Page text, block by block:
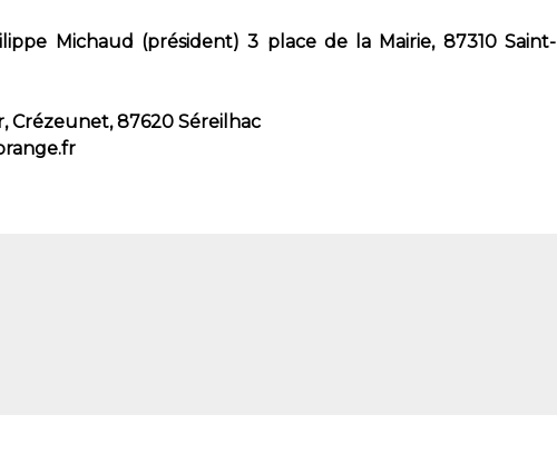
Michaud (président) 3 place de la Mairie, 87310 Saint-
Crézeunet, 87620 Séreilhac